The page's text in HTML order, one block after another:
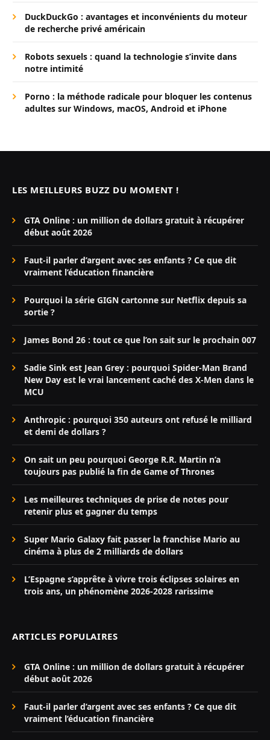
DuckDuckGo : avantages et inconvénients du moteur
de recherche privé américain
Robots sexuels : quand la technologie s’invite dans
notre intimité
Porno : la méthode radicale pour bloquer les contenus
adultes sur Windows, macOS, Android et iPhone
LES MEILLEURS BUZZ DU MOMENT !
GTA Online : un million de dollars gratuit à récupérer
début août 2026
Faut-il parler d’argent avec ses enfants ? Ce que dit
vraiment l’éducation financière
Pourquoi la série GIGN cartonne sur Netflix depuis sa
sortie ?
James Bond 26 : tout ce que l’on sait sur le prochain 007
Sadie Sink est Jean Grey : pourquoi Spider-Man Brand
New Day est le vrai lancement caché des X-Men dans le
MCU
Anthropic : pourquoi 350 auteurs ont refusé le milliard
et demi de dollars ?
On sait un peu pourquoi George R.R. Martin n’a
toujours pas publié la fin de Game of Thrones
Les meilleures techniques de prise de notes pour
retenir plus et gagner du temps
Super Mario Galaxy fait passer la franchise Mario au
cinéma à plus de 2 milliards de dollars
L’Espagne s’apprête à vivre trois éclipses solaires en
trois ans, un phénomène 2026-2028 rarissime
ARTICLES POPULAIRES
GTA Online : un million de dollars gratuit à récupérer
début août 2026
Faut-il parler d’argent avec ses enfants ? Ce que dit
vraiment l’éducation financière